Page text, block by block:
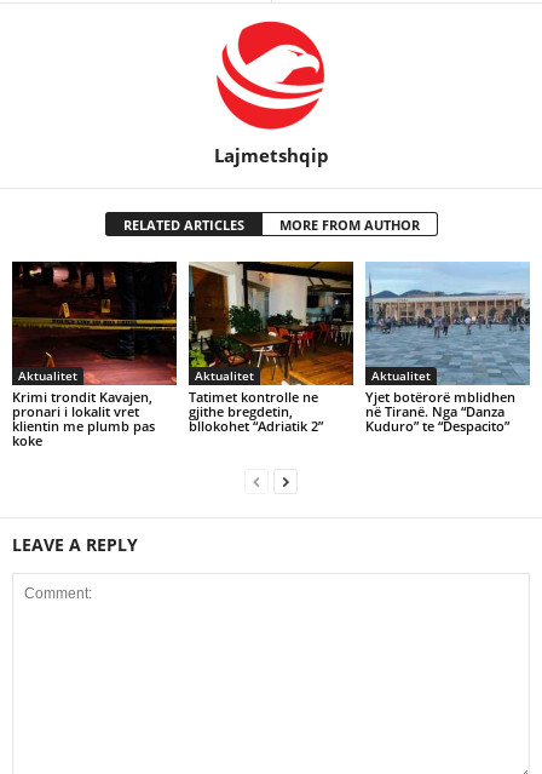
Lajmetshqip
RELATED ARTICLES MORE FROM AUTHOR
Aktualitet
Krimi trondit Kavajen,
pronari i lokalit vret
klientin me plumb pas
koke
Aktualitet
Tatimet kontrolle ne
gjithe bregdetin,
bllokohet “Adriatik 2”
Aktualitet
Yjet botërorë mblidhen
në Tiranë. Nga “Danza
Kuduro” te “Despacito”
LEAVE A REPLY